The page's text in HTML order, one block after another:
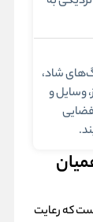
شاد،
وسایل و
فضایی
که رعایت